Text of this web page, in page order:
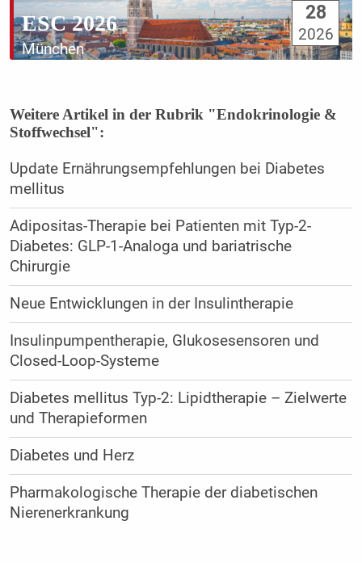
ESC 2026
München
28
2026
Weitere Artikel in der Rubrik "Endokrinologie &
Stoffwechsel":
Update Ernährungsempfehlungen bei Diabetes
mellitus
Adipositas-Therapie bei Patienten mit Typ-2-
Diabetes: GLP-1-Analoga und bariatrische
Chirurgie
Neue Entwicklungen in der Insulintherapie
Insulinpumpentherapie, Glukosesensoren und
Closed-Loop-Systeme
Diabetes mellitus Typ-2: Lipidtherapie – Zielwerte
und Therapieformen
Diabetes und Herz
Pharmakologische Therapie der diabetischen
Nierenerkrankung